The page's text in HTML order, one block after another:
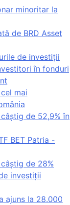
minoritar la
de BRD Asset
de investiții
în fonduri
mai
de 52,9% în
BET Patria -
de 28%
investiții
ajuns la 28.000